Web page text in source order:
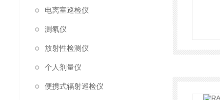
电离室巡检仪
测氡仪
放射性检测仪
个人剂量仪
便携式辐射巡检仪